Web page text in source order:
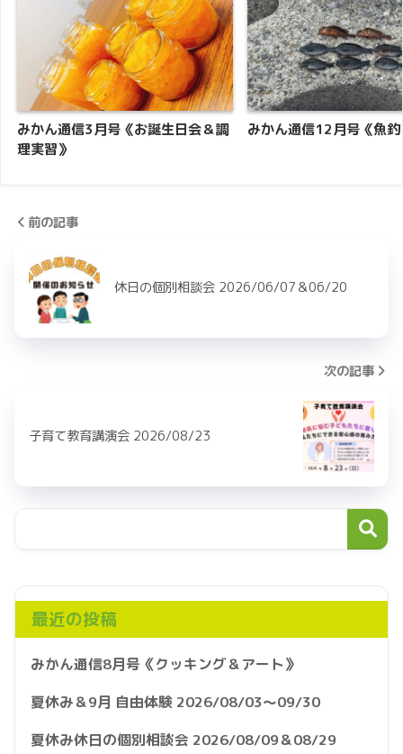
みかん通信3月号《お誕生日会＆調
理実習》
みかん通信12月号《魚
前の記事
休日の個別相談会 2026/06/07＆06/20
次の記事
子育て教育講演会 2026/08/23
最近の投稿
みかん通信8月号《クッキング＆アート》
夏休み＆9月 自由体験 2026/08/03～09/30
夏休み休日の個別相談会 2026/08/09＆08/29